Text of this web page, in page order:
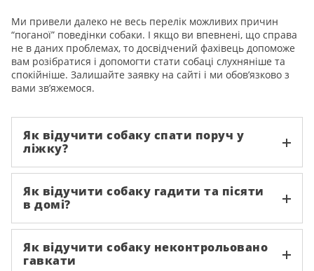
Ми привели далеко не весь перелік можливих причин
“поганої” поведінки собаки. І якщо ви впевнені, що справа
не в даних проблемах, то досвідчений фахівець допоможе
вам розібратися і допомогти стати собаці слухняніше та
спокійніше. Залишайте заявку на сайті і ми обов’язково з
вами зв’яжемося.
Як відучити собаку спати поруч у
ліжку?
Як відучити собаку гадити та пісяти
в домі?
Як відучити собаку неконтрольовано
гавкати